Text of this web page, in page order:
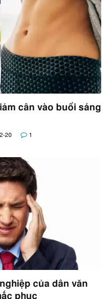
cân vào buổi sáng
20 1
của dân văn
phục